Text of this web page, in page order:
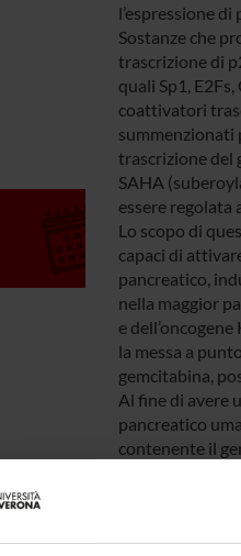
l’espressione
Sostanze che
trascrizione di
quali Sp1,
coattivatori
summenzionati
trascrizione del
SAHA
essere regolata
Lo scopo di
capaci di
pancreatico,
nella maggior
e
la messa a
gemcitabina,
Al fine di avere
pancreatico
contenente il
analizzata
valutare la
formazione di
citometria di